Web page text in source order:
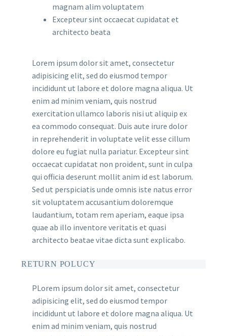
magnam alim voluptatem
Excepteur sint occaecat cupidatat et
architecto beata
Lorem ipsum dolor sit amet, consectetur
adipisicing elit, sed do eiusmod tempor
incididunt ut labore et dolore magna aliqua. Ut
enim ad minim veniam, quis nostrud
exercitation ullamco laboris nisi ut aliquip ex
ea commodo consequat. Duis aute irure dolor
in reprehenderit in voluptate velit esse cillum
dolore eu fugiat nulla pariatur. Excepteur sint
occaecat cupidatat non proident, sunt in culpa
qui officia deserunt mollit anim id est laborum.
Sed ut perspiciatis unde omnis iste natus error
sit voluptatem accusantium doloremque
laudantium, totam rem aperiam, eaque ipsa
quae ab illo inventore veritatis et quasi
architecto beatae vitae dicta sunt explicabo.
RETURN POLUCY
PLorem ipsum dolor sit amet, consectetur
adipisicing elit, sed do eiusmod tempor
incididunt ut labore et dolore magna aliqua. Ut
enim ad minim veniam, quis nostrud